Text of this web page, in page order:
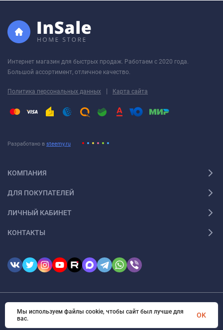
Интернет магазин для быстрых продаж. Работаем с 2020 года.
Большой ассортимент, отличное качество.
Политика персональных данных | Карта сайта
Разработано в steemy.ru
КОМПАНИЯ
ДЛЯ ПОКУПАТЕЛЕЙ
ЛИЧНЫЙ КАБИНЕТ
КОНТАКТЫ
© 2026 InSale. Все права защищены
Мы используем файлы cookie, чтобы сайт был лучше для
вас.
OK